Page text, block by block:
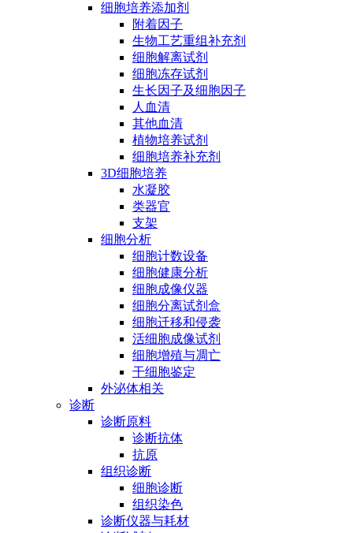
细胞培养添加剂
附着因子
生物工艺重组补充剂
细胞解离试剂
细胞冻存试剂
生长因子及细胞因子
人血清
其他血清
植物培养试剂
细胞培养补充剂
3D细胞培养
水凝胶
类器官
支架
细胞分析
细胞计数设备
细胞健康分析
细胞成像仪器
细胞分离试剂盒
细胞迁移和侵袭
活细胞成像试剂
细胞增殖与凋亡
干细胞鉴定
外泌体相关
诊断
诊断原料
诊断抗体
抗原
组织诊断
细胞诊断
组织染色
诊断仪器与耗材